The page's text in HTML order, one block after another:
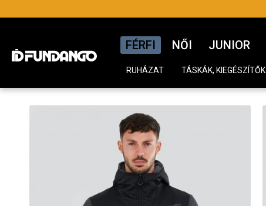
FÉRFI NŐI JUNIOR
RUHÁZAT TÁSKÁK, KIEGÉSZÍTŐK